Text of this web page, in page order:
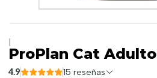
ProPlan Cat Adulto
4.9 15 reseñas